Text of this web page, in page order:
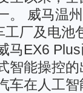
。 威马温
厂及电池
马EX6
智能操控
车在人工